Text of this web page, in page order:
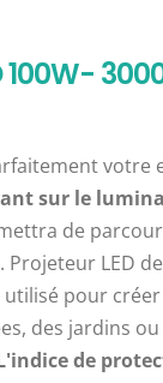
100W-
votre
sur le
de
LED
pour
des jardins
de